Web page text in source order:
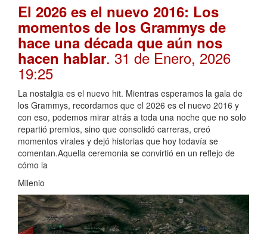
El 2026 es el nuevo 2016: Los
momentos de los Grammys de
hace una década que aún nos
hacen hablar. 31 de Enero, 2026
19:25
La nostalgia es el nuevo hit. Mientras esperamos la gala de
los Grammys, recordamos que el 2026 es el nuevo 2016 y
con eso, podemos mirar atrás a toda una noche que no solo
repartió premios, sino que consolidó carreras, creó
momentos virales y dejó historias que hoy todavía se
comentan.Aquella ceremonia se convirtió en un reflejo de
cómo la
Milenio